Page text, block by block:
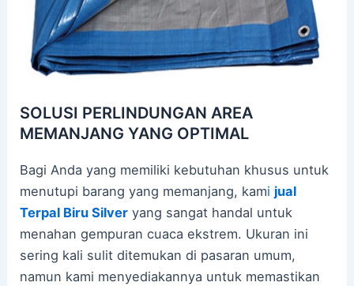
SOLUSI PERLINDUNGAN AREA
MEMANJANG YANG OPTIMAL
Bagi Anda yang memiliki kebutuhan khusus untuk
menutupi barang yang memanjang, kami jual
Terpal Biru Silver yang sangat handal untuk
menahan gempuran cuaca ekstrem. Ukuran ini
sering kali sulit ditemukan di pasaran umum,
namun kami menyediakannya untuk memastikan